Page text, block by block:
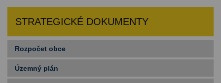
STRATEGICKÉ DOKUMENTY
Rozpočet obce
Územný plán